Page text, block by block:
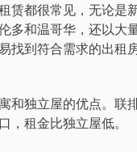
赁都很常见，无论是
多和温哥华，还以大
找到符合需求的出租
和独立屋的优点。联
，租金比独立屋低。